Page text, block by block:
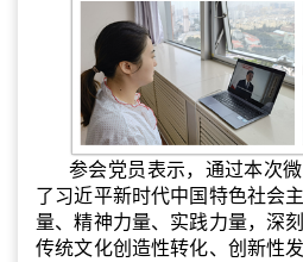
参会党员表示，通过本次
了习近平新时代中国特色社会
量、精神力量、实践力量，深
传统文化创造性转化、创新性